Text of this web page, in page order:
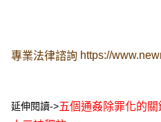
專業法律諮詢 https://
延伸閱讀->五個通姦除罪化的